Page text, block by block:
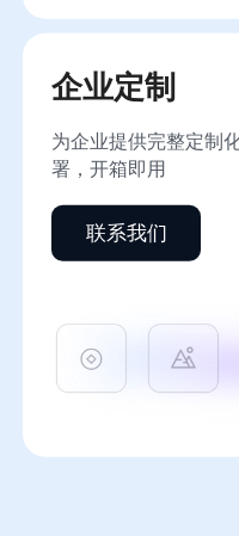
企业定制
为企业提供完整定制
署，开箱即用
联系我们